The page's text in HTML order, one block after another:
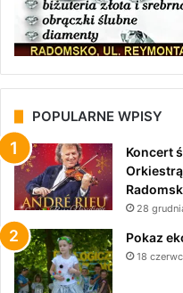
POPULARNE WPISY
Koncert
28
Pokaz
18